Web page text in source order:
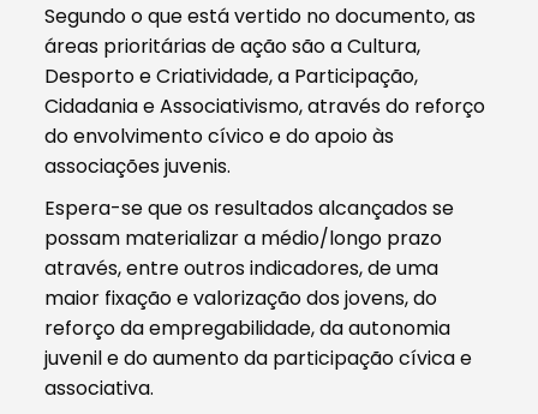
Segundo o que está vertido no documento, as
áreas prioritárias de ação são a Cultura,
Desporto e Criatividade, a Participação,
Cidadania e Associativismo, através do reforço
do envolvimento cívico e do apoio às
associações juvenis.
Espera-se que os resultados alcançados se
possam materializar a médio/longo prazo
através, entre outros indicadores, de uma
maior fixação e valorização dos jovens, do
reforço da empregabilidade, da autonomia
juvenil e do aumento da participação cívica e
associativa.